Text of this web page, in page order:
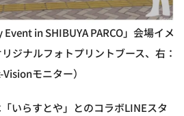
in SHIBUYA PARCO」会場イメ
ジナルフォトプリントブース、右：
モニター）
いらすとや」とのコラボLINEスタ